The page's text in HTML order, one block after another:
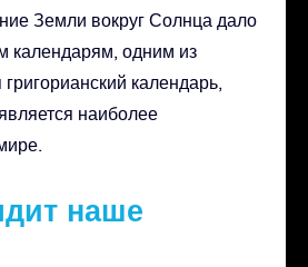
Земли вокруг Солнца дало
календарям, одним из
календарь,
наиболее
наше